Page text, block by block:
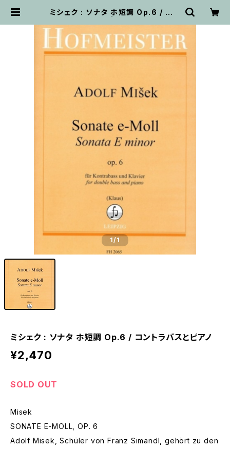
ミシェク : ソナタ ホ短調 Op.6 / コン
1/1
ミシェク : ソナタ ホ短調 Op.6 / コントラバスとピアノ
¥2,470
SOLD OUT
Misek
SONATE E-MOLL, OP. 6
Adolf Misek, Schüler von Franz Simandl, gehört zu den